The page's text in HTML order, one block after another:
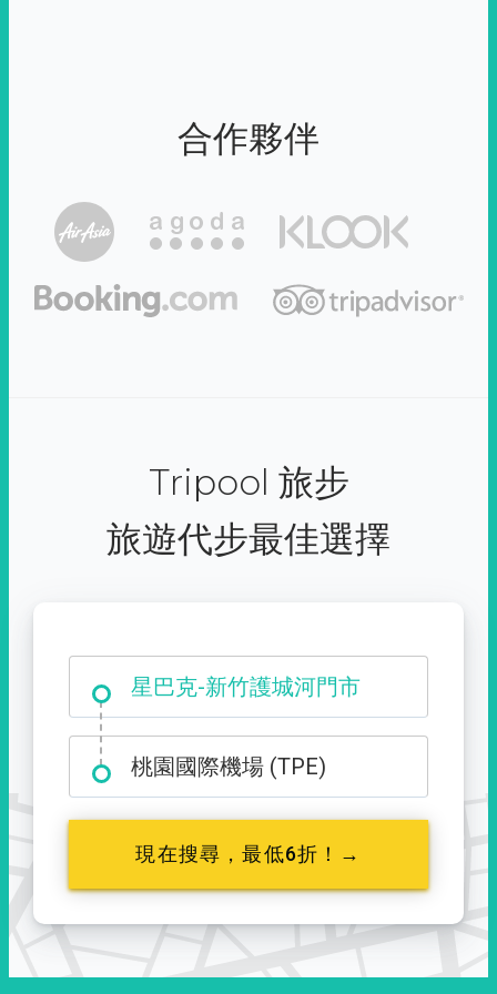
合作夥伴
Tripool 旅步
旅遊代步最佳選擇
大霸尖山登山口
桃園國際機場 (TPE)
現在搜尋，最低6折！→